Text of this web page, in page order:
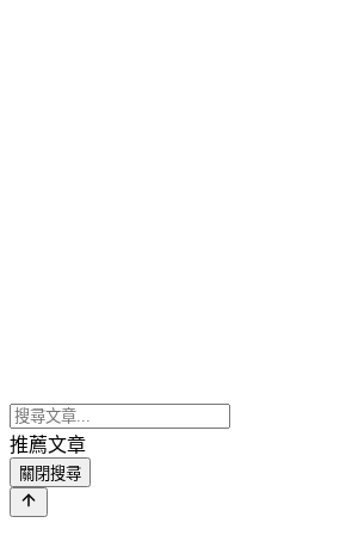
推薦文章
關閉搜尋